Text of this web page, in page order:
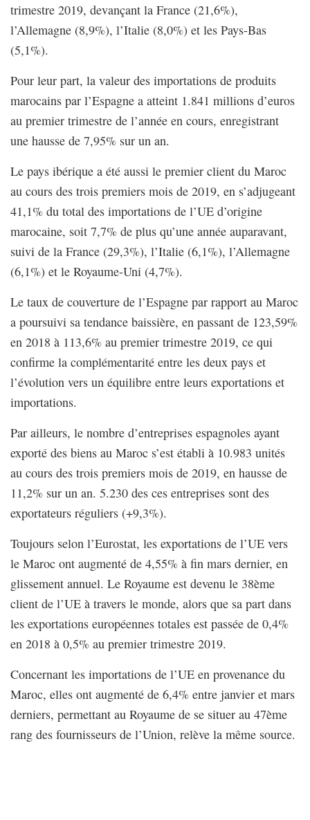
trimestre 2019, devançant la France (21,6%),
l’Allemagne (8,9%), l’Italie (8,0%) et les Pays-Bas
(5,1%).
Pour leur part, la valeur des importations de produits
marocains par l’Espagne a atteint 1.841 millions d’euros
au premier trimestre de l’année en cours, enregistrant
une hausse de 7,95% sur un an.
Le pays ibérique a été aussi le premier client du Maroc
au cours des trois premiers mois de 2019, en s’adjugeant
41,1% du total des importations de l’UE d’origine
marocaine, soit 7,7% de plus qu’une année auparavant,
suivi de la France (29,3%), l’Italie (6,1%), l’Allemagne
(6,1%) et le Royaume-Uni (4,7%).
Le taux de couverture de l’Espagne par rapport au Maroc
a poursuivi sa tendance baissière, en passant de 123,59%
en 2018 à 113,6% au premier trimestre 2019, ce qui
confirme la complémentarité entre les deux pays et
l’évolution vers un équilibre entre leurs exportations et
importations.
Par ailleurs, le nombre d’entreprises espagnoles ayant
exporté des biens au Maroc s’est établi à 10.983 unités
au cours des trois premiers mois de 2019, en hausse de
11,2% sur un an. 5.230 des ces entreprises sont des
exportateurs réguliers (+9,3%).
Toujours selon l’Eurostat, les exportations de l’UE vers
le Maroc ont augmenté de 4,55% à fin mars dernier, en
glissement annuel. Le Royaume est devenu le 38ème
client de l’UE à travers le monde, alors que sa part dans
les exportations européennes totales est passée de 0,4%
en 2018 à 0,5% au premier trimestre 2019.
Concernant les importations de l’UE en provenance du
Maroc, elles ont augmenté de 6,4% entre janvier et mars
derniers, permettant au Royaume de se situer au 47ème
rang des fournisseurs de l’Union, relève la même source.